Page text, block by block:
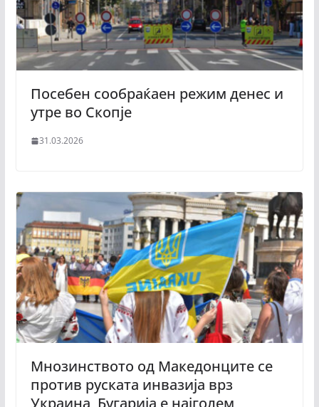
Посебен сообраќаен режим денес и
утре во Скопје
31.03.2026
Мнозинството од Македонците се
против руската инвазија врз
Украина, Бугарија е најголем